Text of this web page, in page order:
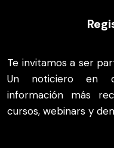
Te invitamos a ser
Un noticiero en
información más
cursos, webinars y